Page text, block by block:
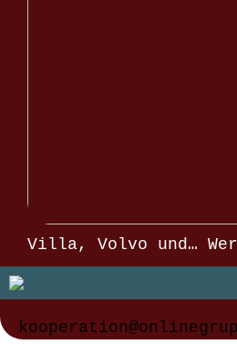
Villa, Volvo und…